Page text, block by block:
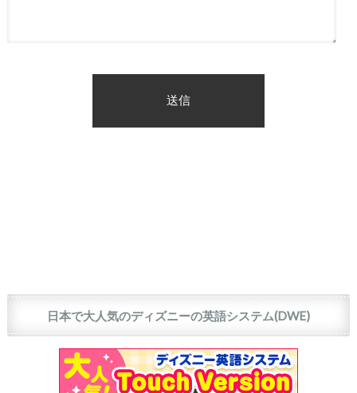
日本で大人気のディズニーの英語システム(DWE)